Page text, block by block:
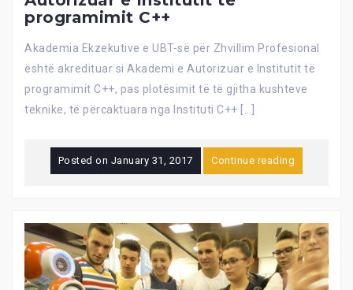
programimit C++
Akademia Ekzekutive e UBT-së për Zhvillim Profesional
është akredituar si Akademi e Autorizuar e Institutit të
programimit C++, pas plotësimit të të gjitha kushteve
teknike, të përcaktuara nga Instituti C++ […]
Posted on January 31, 2017 Continue reading